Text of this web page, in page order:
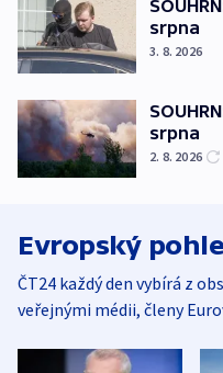
srpna
3. 8. 2026
srpna
2. 8. 2026
Evropský
ČT24 každý den vybírá z
veřejnými médii, členy